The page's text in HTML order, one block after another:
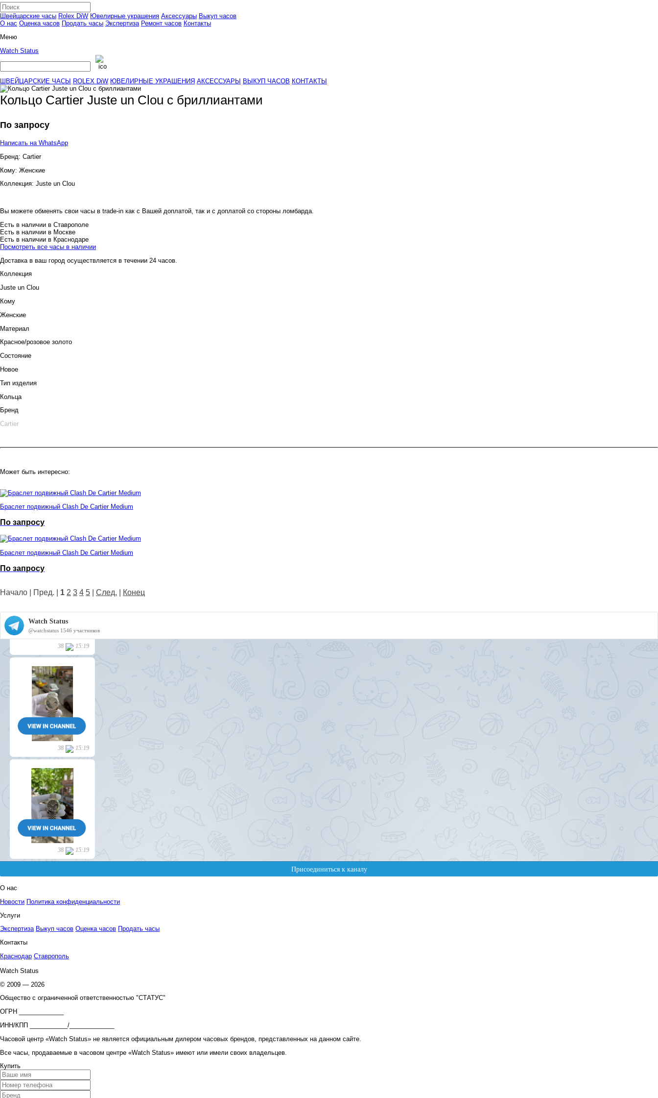
Швейцарские часы Rolex DiW Ювелирные украшения Аксессуары Выкуп часов
О нас Оценка часов Продать часы Экспертиза Ремонт часов Контакты
Меню
Watch Status
ШВЕЙЦАРСКИЕ ЧАСЫ ROLEX DiW ЮВЕЛИРНЫЕ УКРАШЕНИЯ АКСЕССУАРЫ ВЫКУП ЧАСОВ КОНТАКТЫ
Кольцо Cartier Juste un Clou с бриллиантами
По запросу
Написать на WhatsApp
Бренд: Cartier
Кому: Женские
Коллекция: Juste un Clou
Вы можете обменять свои часы в trade-in как с Вашей доплатой, так и с доплатой со стороны ломбарда.
Есть в наличии в Ставрополе
Есть в наличии в Москве
Есть в наличии в Краснодаре
Посмотреть все часы в наличии
Доставка в ваш город осуществляется в течении 24 часов.
Коллекция
Juste un Clou
Кому
Женские
Материал
Красное/розовое золото
Состояние
Новое
Тип изделия
Кольца
Бренд
Cartier
Может быть интересно:
Браслет подвижный Clash De Cartier Medium
По запросу
Браслет подвижный Clash De Cartier Medium
По запросу
Начало | Пред. | 1 2 3 4 5 След. Конец
О нас
Новости Политика конфиденциальности
Услуги
Экспертиза Выкуп часов Оценка часов Продать часы
Контакты
Краснодар Ставрополь
Watch Status
© 2009 — 2026
Общество с ограниченной ответственностью "СТАТУС"
ОГРН _____________
ИНН/КПП ___________/_____________
Часовой центр «Watch Status» не является официальным дилером часовых брендов, представленных на данном сайте.
Все часы, продаваемые в часовом центре «Watch Status» имеют или имели своих владельцев.
Купить